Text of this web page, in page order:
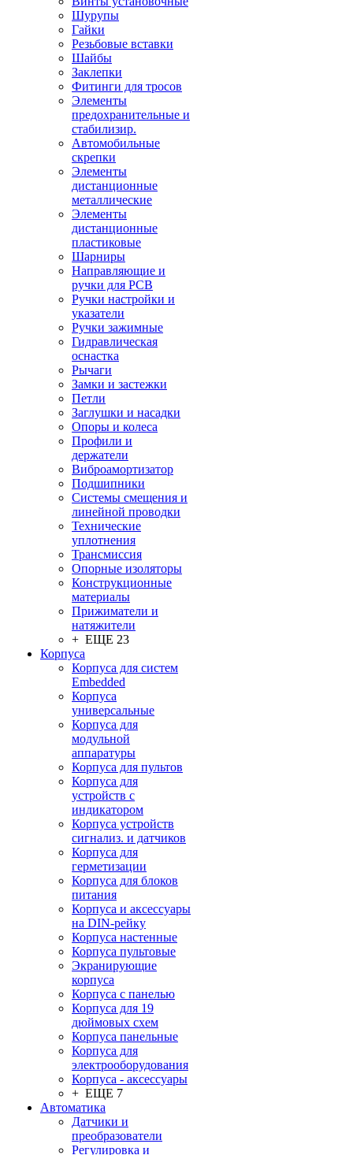
Шурупы
Гайки
Резьбовые вставки
Шайбы
Заклепки
Фитинги для тросов
Элементы
предохранительные и
стабилизир.
Автомобильные
скрепки
Элементы
дистанционные
металлические
Элементы
дистанционные
пластиковые
Шарниры
Направляющие и
ручки для PCB
Ручки настройки и
указатели
Ручки зажимные
Гидравлическая
оснастка
Рычаги
Замки и застежки
Петли
Заглушки и насадки
Опоры и колеса
Профили и
держатели
Виброамортизатор
Подшипники
Системы смещения и
линейной проводки
Технические
уплотнения
Трансмиссия
Опорные изоляторы
Конструкционные
материалы
Прижиматели и
натяжители
+ ЕЩЕ 23
Корпуса
Корпуса для систем
Embedded
Корпуса
универсальные
Корпуса для
модульной
аппаратуры
Корпуса для пультов
Корпуса для
устройств с
индикатором
Корпуса устройств
сигнализ. и датчиков
Корпуса для
герметизации
Корпуса для блоков
питания
Корпуса и аксессуары
на DIN-рейку
Корпуса настенные
Корпуса пультовые
Экранирующие
корпуса
Корпуса с панелью
Корпуса для 19
дюймовых схем
Корпуса панельные
Корпуса для
электрооборудования
Корпуса - аксессуары
+ ЕЩЕ 7
Автоматика
Датчики и
преобразователи
Регулировка и